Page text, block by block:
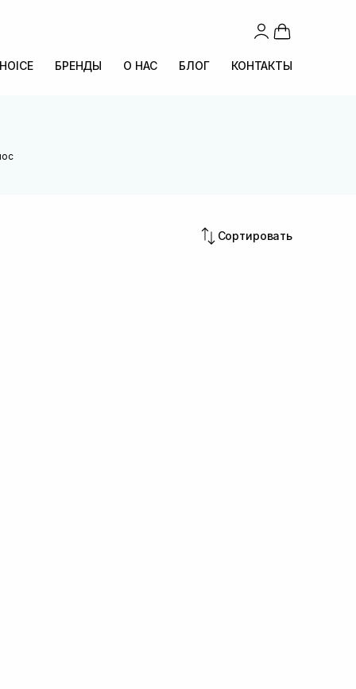
БРЕНДЫ О НАС БЛОГ КОНТАКТЫ
Сортировать